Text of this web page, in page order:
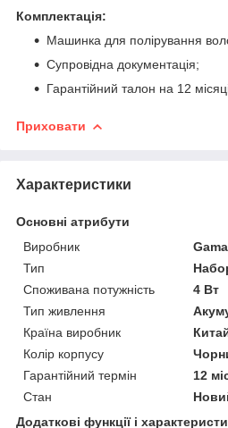
Комплектація:
Машинка для полірування
Супровідна документація;
Гарантійний талон на 12
Приховати
Характеристики
Основні атрибути
Виробник
Gama
Тип
Споживана потужність
4 Вт
Тип живлення
Країна виробник
Колір корпусу
Гарантійний термін
12
Стан
Додаткові функції і